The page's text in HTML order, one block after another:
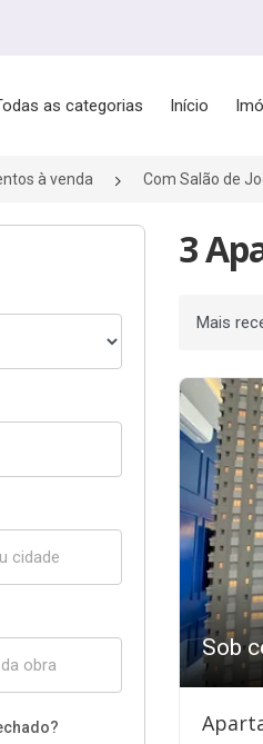
as categorias Início
à venda Com Salão de
3
Ordenar
Sob